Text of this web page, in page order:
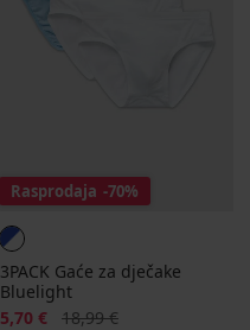
Rasprodaja -70%
3PACK Gaće za dječake
Bluelight
Popust
5,70 € Prvobitna cijena
18,99 €